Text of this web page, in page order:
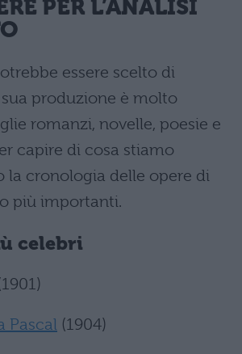
PER L’ANALISI
essere scelto di
sua produzione è molto
romanzi, novelle, poesie e
capire di cosa stiamo
la cronologia delle opere di
più importanti.
celebri
Pascal (1904)